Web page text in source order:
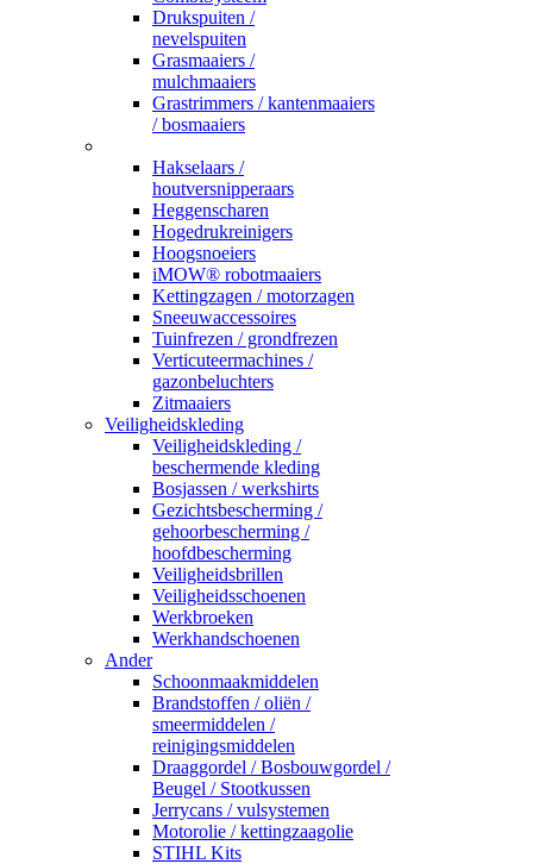
Drukspuiten /
nevelspuiten
Grasmaaiers /
mulchmaaiers
Grastrimmers / kantenmaaiers
/ bosmaaiers
Hakselaars /
houtversnipperaars
Heggenscharen
Hogedrukreinigers
Hoogsnoeiers
iMOW® robotmaaiers
Kettingzagen / motorzagen
Sneeuwaccessoires
Tuinfrezen / grondfrezen
Verticuteermachines /
gazonbeluchters
Zitmaaiers
Veiligheidskleding
Veiligheidskleding /
beschermende kleding
Bosjassen / werkshirts
Gezichtsbescherming /
gehoorbescherming /
hoofdbescherming
Veiligheidsbrillen
Veiligheidsschoenen
Werkbroeken
Werkhandschoenen
Ander
Schoonmaakmiddelen
Brandstoffen / oliën /
smeermiddelen /
reinigingsmiddelen
Draaggordel / Bosbouwgordel /
Beugel / Stootkussen
Jerrycans / vulsystemen
Motorolie / kettingzaagolie
STIHL Kits